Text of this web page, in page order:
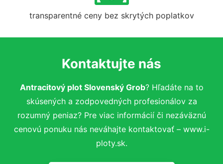
transparentné ceny bez skrytých poplatkov
Kontaktujte nás
Antracitový plot Slovenský Grob? Hľadáte na to
skúsených a zodpovedných profesionálov za
rozumný peniaz? Pre viac informácií či nezáväznú
cenovú ponuku nás neváhajte kontaktovať – www.i-
ploty.sk.